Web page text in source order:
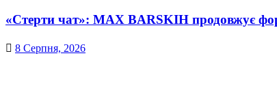
«Стерти чат»: MAX BARSKIH продовжує
8 Серпня, 2026